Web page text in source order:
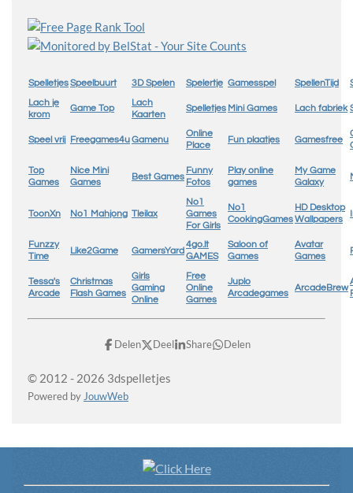
SpelletjesSpeelbuurt 3D Spelen Spelertje Gamesspel SpellenTijd
Lach je
krom
Game Top
Lach
Kaarten
Spelletjes Mini Games Lach fabriek
Speel vrij Freegames4uGamenu
Online
Place
Fun plaatjes Gamesfree
Top
Games
Nice Mini
Games
Best Games
Funny
Fotos
Play online
games
My Game
Galaxy
ToonXn No1 Mahjong Tleilax
No1
Games
For Girls
No1
CookingGames
HD Desktop
Wallpapers
Funzzy
Time
Like2Game GamersYard
4go.lt
GAMES
Saloon of
Games
Avatar
Games
Tessa's
Arcade
Christmas
Flash Games
Girls
Gaming
Online
Free
Online
Games
Juplo
Arcadegames
ArcadeBrew
Delen Deel Share Delen
© 2012 - 2026 3dspelletjes
Powered by JouwWeb